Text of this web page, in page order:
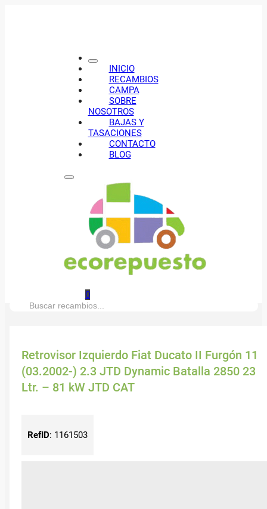
INICIO
RECAMBIOS
CAMPA
SOBRE
NOSOTROS
BAJAS Y
TASACIONES
CONTACTO
BLOG
0
Buscar:
Retrovisor Izquierdo Fiat Ducato II Furgón 11
(03.2002-) 2.3 JTD Dynamic Batalla 2850 23
Ltr. – 81 kW JTD CAT
RefID: 1161503